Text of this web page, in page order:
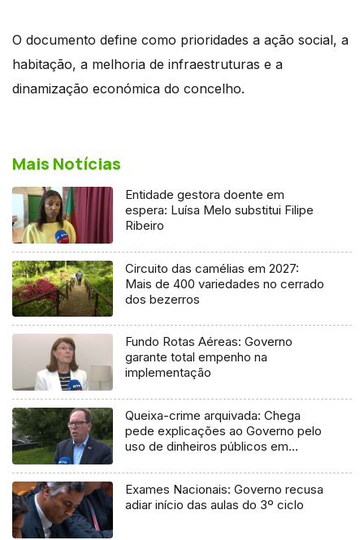
O documento define como prioridades a ação social, a
habitação, a melhoria de infraestruturas e a
dinamização económica do concelho.
Mais Notícias
Entidade gestora doente em
espera: Luísa Melo substitui Filipe
Ribeiro
Circuito das camélias em 2027:
Mais de 400 variedades no cerrado
dos bezerros
Fundo Rotas Aéreas: Governo
garante total empenho na
implementação
Queixa-crime arquivada: Chega
pede explicações ao Governo pelo
uso de dinheiros públicos em
Exames Nacionais: Governo recusa
adiar início das aulas do 3º ciclo